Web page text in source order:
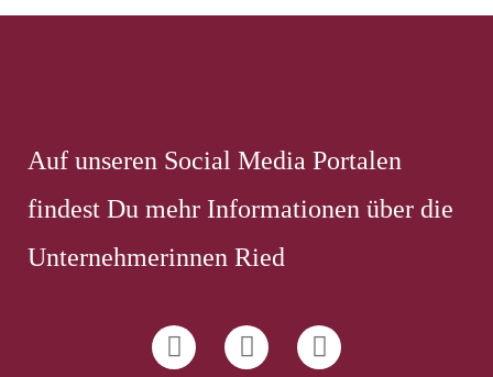
Auf unseren Social Media Portalen
findest Du mehr Informationen über die
Unternehmerinnen Ried